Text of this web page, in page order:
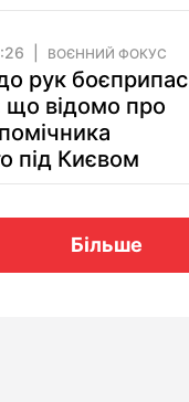
ВОЄННИЙ ФОКУС
рук боєприпас
що відомо про
під Києвом
Більше